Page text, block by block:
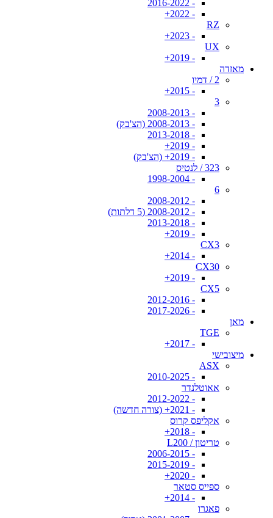
- 2016-2022
- 2022+
RZ
- 2023+
UX
- 2019+
מאזדה
2 / דמיו
- 2015+
3
- 2008-2013
- 2008-2013 (הצ'בק)
- 2013-2018
- 2019+
- 2019+ (הצ'בק)
323 / לנטיס
- 1998-2004
6
- 2008-2012
- 2008-2012 (5 דלתות)
- 2013-2018
- 2019+
CX3
- 2014+
CX30
- 2019+
CX5
- 2012-2016
- 2017-2026
מאן
TGE
- 2017+
מיצובישי
ASX
- 2010-2025
אאוטלנדר
- 2012-2022
- 2021+ (צורה חדשה)
אקליפס קרוס
- 2018+
טריטון / L200
- 2006-2015
- 2015-2019
- 2020+
ספייס סטאר
- 2014+
פאגרו